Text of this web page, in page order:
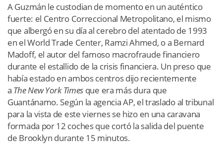
A Guzmán le custodian de momento en un auténtico
fuerte: el Centro Correccional Metropolitano, el mismo
que albergó en su día al cerebro del atentado de 1993
en el World Trade Center, Ramzi Ahmed, o a Bernard
Madoff, el autor del famoso macrofraude financiero
durante el estallido de la crisis financiera. Un preso que
había estado en ambos centros dijo recientemente
a The New York Times que era más dura que
Guantánamo. Según la agencia AP, el traslado al tribunal
para la vista de este viernes se hizo en una caravana
formada por 12 coches que cortó la salida del puente
de Brooklyn durante 15 minutos.